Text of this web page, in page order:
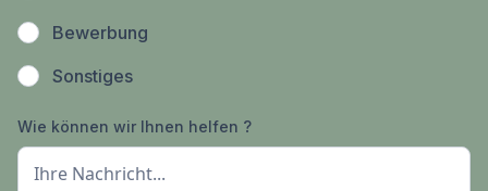
Bewerbung
Sonstiges
Wie können wir Ihnen helfen ?